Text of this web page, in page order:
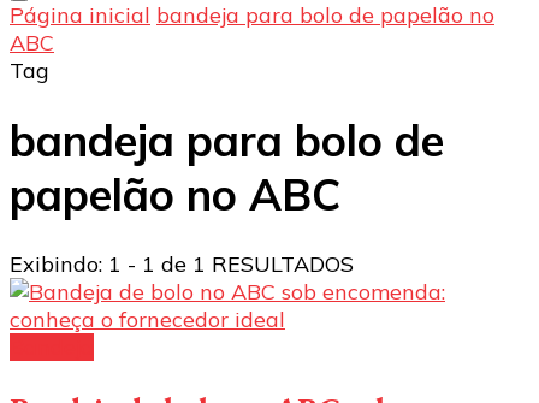
Página inicial bandeja para bolo de papelão no
ABC
Tag
bandeja para bolo de
papelão no ABC
Exibindo: 1 - 1 de 1 RESULTADOS